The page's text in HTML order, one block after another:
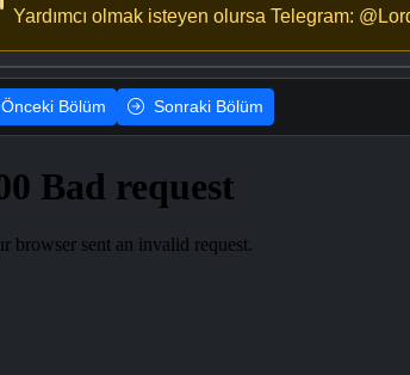
Yardımcı olmak isteyen olursa Telegram:
Önceki Bölüm Sonraki Bölüm